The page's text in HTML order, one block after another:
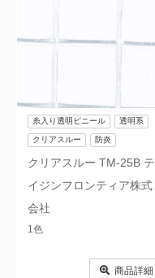
クリアスルー TM-25B テ
イジンフロンティア株式
会社
糸入り透明ビニール 透明系
クリアスルー 防炎
1色
商品詳細